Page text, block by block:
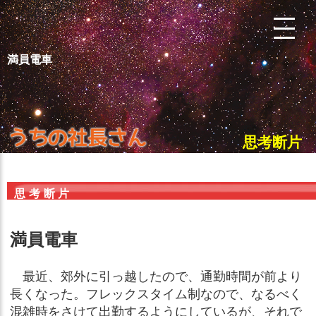
満員電車
思考断片
思考断片
満員電車
最近、郊外に引っ越したので、通勤時間が前より
長くなった。フレックスタイム制なので、なるべく
混雑時をさけて出勤するようにしているが、それで